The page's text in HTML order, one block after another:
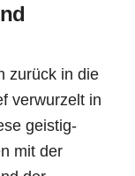
zurück in die
verwurzelt in
geistig-
mit der